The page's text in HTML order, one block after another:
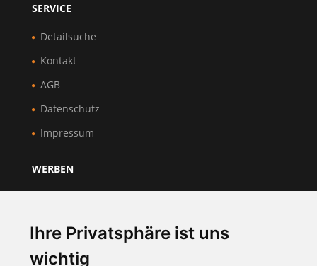
Ihre Privatsphäre ist uns
wichtig
SERVICE
Detailsuche
Kontakt
AGB
Datenschutz
Impressum
WERBEN